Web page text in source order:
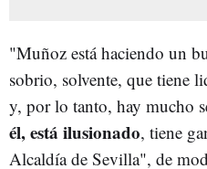
"Muñoz está haciendo un
sobrio, solvente, que tiene
y, por lo tanto, hay mucho
él, está ilusionado, tiene
Alcaldía de Sevilla", de